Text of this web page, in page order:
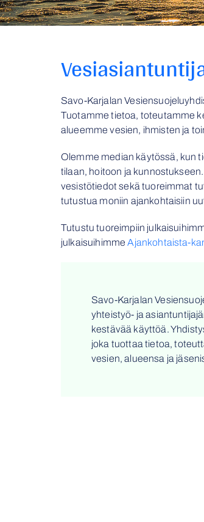
Savo-Karjalan
Tuotamme tietoa, toteutamme
alueemme vesien, ihmisten ja
Olemme median käytössä, kun
tilaan, hoitoon ja
vesistötiedot sekä tuoreimmat
tutustua moniin ajankohtaisiin
Tutustu tuoreimpiin
julkaisuihimmeAjankohtaista-
Savo-Karjalan
yhteistyö- ja
kestävää käyttöä.
joka tuottaa tietoa,
vesien, alueensa ja